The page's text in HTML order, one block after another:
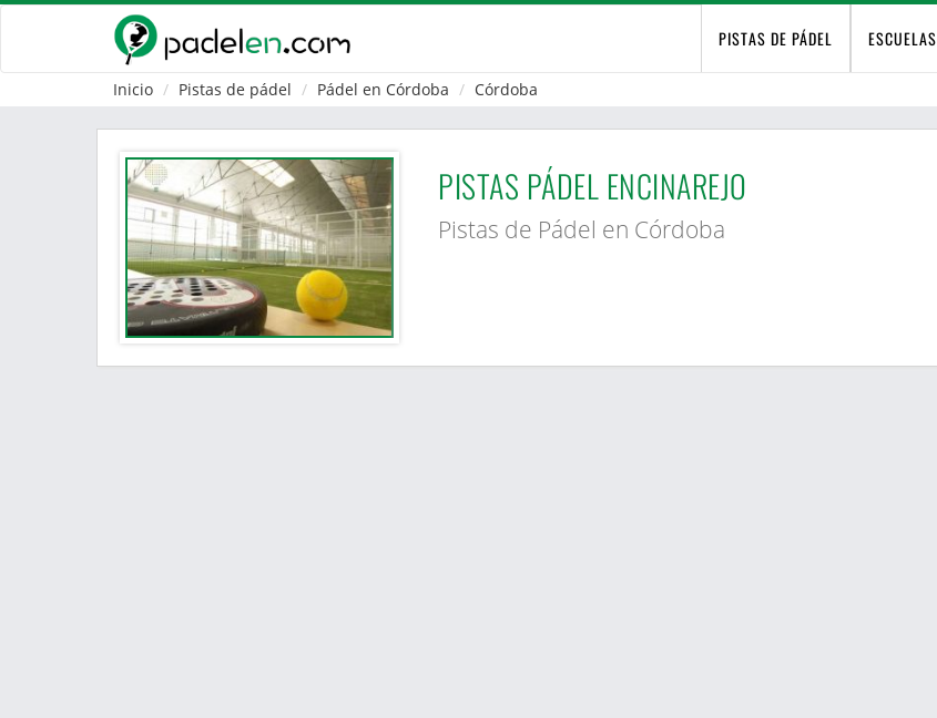
PISTAS DE PÁDEL ESCUELAS
Inicio Pistas de pádel Pádel en Córdoba Córdoba
PISTAS PÁDEL ENCINAREJO
Pistas de Pádel en Córdoba